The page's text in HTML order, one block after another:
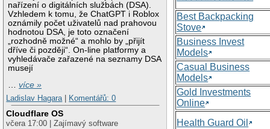
nařízení o digitálních službách (DSA).
Vzhledem k tomu, že ChatGPT i Roblox
oznámily počet uživatelů nad prahovou
hodnotou DSA, je toto označení
„rozhodně možné“ a mohlo by „přijít
dříve či později“. On-line platformy a
vyhledávače zařazené na seznamy DSA
musejí
…více »
Ladislav Hagara
Komentářů: 0
Cloudflare OS
včera 17:00 | Zajímavý software
Best Backpacking
Stove
Business Invest
Models
Casual Business
Models
Gold Investments
Online
Health Guard Oil